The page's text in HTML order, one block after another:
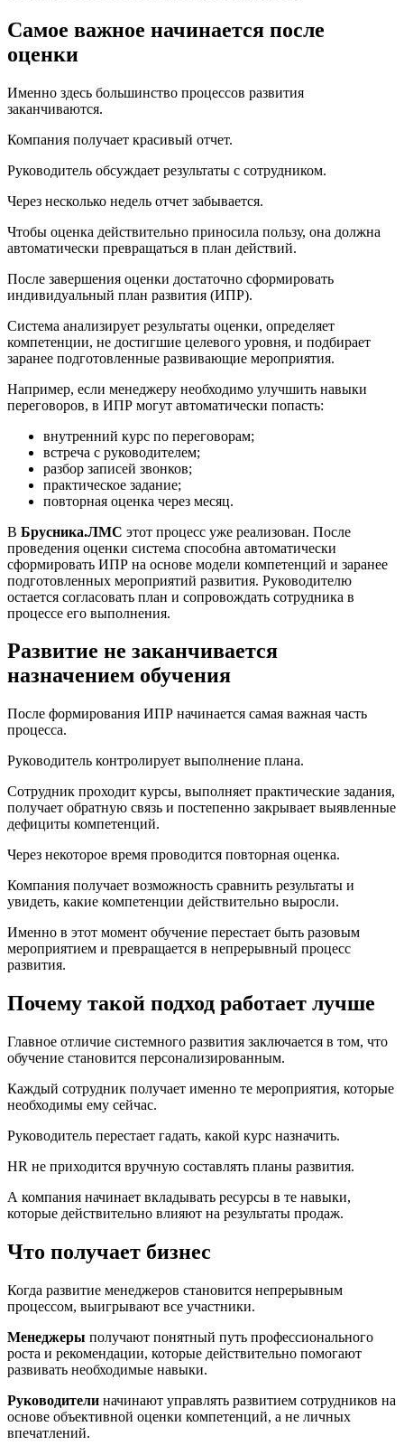
Самое важное начинается после
оценки
Именно здесь большинство процессов развития
заканчиваются.
Компания получает красивый отчет.
Руководитель обсуждает результаты с сотрудником.
Через несколько недель отчет забывается.
Чтобы оценка действительно приносила пользу, она должна
автоматически превращаться в план действий.
После завершения оценки достаточно сформировать
индивидуальный план развития (ИПР).
Система анализирует результаты оценки, определяет
компетенции, не достигшие целевого уровня, и подбирает
заранее подготовленные развивающие мероприятия.
Например, если менеджеру необходимо улучшить навыки
переговоров, в ИПР могут автоматически попасть:
внутренний курс по переговорам;
встреча с руководителем;
разбор записей звонков;
практическое задание;
повторная оценка через месяц.
В Брусника.ЛМС этот процесс уже реализован. После
проведения оценки система способна автоматически
сформировать ИПР на основе модели компетенций и заранее
подготовленных мероприятий развития. Руководителю
остается согласовать план и сопровождать сотрудника в
процессе его выполнения.
Развитие не заканчивается
назначением обучения
После формирования ИПР начинается самая важная часть
процесса.
Руководитель контролирует выполнение плана.
Сотрудник проходит курсы, выполняет практические задания,
получает обратную связь и постепенно закрывает выявленные
дефициты компетенций.
Через некоторое время проводится повторная оценка.
Компания получает возможность сравнить результаты и
увидеть, какие компетенции действительно выросли.
Именно в этот момент обучение перестает быть разовым
мероприятием и превращается в непрерывный процесс
развития.
Почему такой подход работает лучше
Главное отличие системного развития заключается в том, что
обучение становится персонализированным.
Каждый сотрудник получает именно те мероприятия, которые
необходимы ему сейчас.
Руководитель перестает гадать, какой курс назначить.
HR не приходится вручную составлять планы развития.
А компания начинает вкладывать ресурсы в те навыки,
которые действительно влияют на результаты продаж.
Что получает бизнес
Когда развитие менеджеров становится непрерывным
процессом, выигрывают все участники.
Менеджеры получают понятный путь профессионального
роста и рекомендации, которые действительно помогают
развивать необходимые навыки.
Руководители начинают управлять развитием сотрудников на
основе объективной оценки компетенций, а не личных
впечатлений.